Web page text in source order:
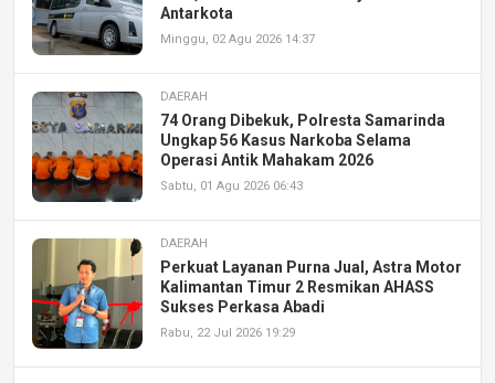
Antarkota
Minggu, 02 Agu 2026 14:37
DAERAH
74 Orang Dibekuk, Polresta Samarinda
Ungkap 56 Kasus Narkoba Selama
Operasi Antik Mahakam 2026
Sabtu, 01 Agu 2026 06:43
DAERAH
Perkuat Layanan Purna Jual, Astra Motor
Kalimantan Timur 2 Resmikan AHASS
Sukses Perkasa Abadi
Rabu, 22 Jul 2026 19:29